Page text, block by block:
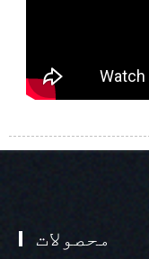
محصولات